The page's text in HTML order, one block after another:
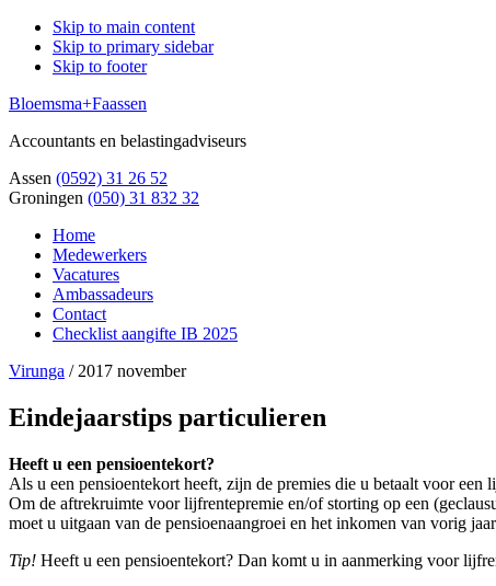
Skip to main content
Skip to primary sidebar
Skip to footer
Bloemsma+Faassen
Accountants en belastingadviseurs
Assen (0592) 31 26 52
Groningen (050) 31 832 32
Home
Medewerkers
Vacatures
Ambassadeurs
Contact
Checklist aangifte IB 2025
Virunga / 2017 november
Eindejaarstips particulieren
Heeft u een pensioentekort?
Als u een pensioentekort heeft, zijn de premies die u betaalt voor
Om de aftrekruimte voor lijfrentepremie en/of storting op een
moet u uitgaan van de pensioenaangroei en het inkomen van vorig
Tip! Heeft u een pensioentekort? Dan komt u in aanmerking voor